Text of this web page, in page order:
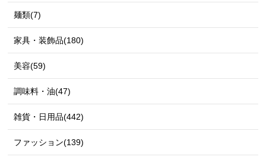
麺類(7)
家具・装飾品(180)
美容(59)
調味料・油(47)
雑貨・日用品(442)
ファッション(139)